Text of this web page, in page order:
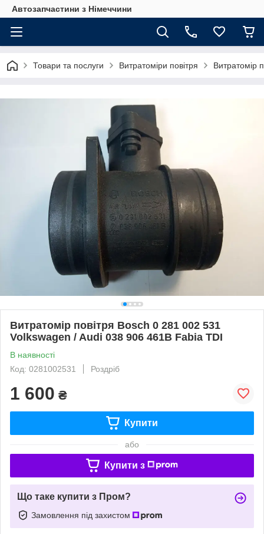
Автозапчастини з Німеччини
Товари та послуги Витратоміри повітря Витратомір
Витратомір повітря Bosch 0 281 002 531
Volkswagen / Audi 038 906 461B Fabia TDI
В наявності
Код: 0281002531
Роздріб
1 600 ₴
Купити
або
Купити з
Що таке купити з Пром?
Замовлення під захистом